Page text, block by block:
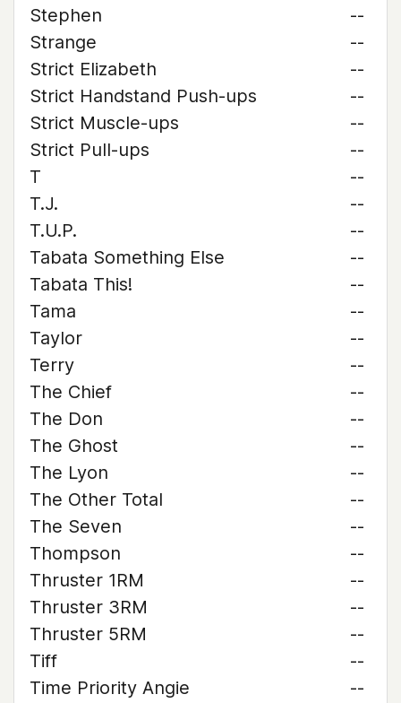
Stephen
--
Strange
--
Strict Elizabeth
--
Strict Handstand Push-ups
--
Strict Muscle-ups
--
Strict Pull-ups
--
T
--
T.J.
--
T.U.P.
--
Tabata Something Else
--
Tabata This!
--
Tama
--
Taylor
--
Terry
--
The Chief
--
The Don
--
The Ghost
--
The Lyon
--
The Other Total
--
The Seven
--
Thompson
--
Thruster 1RM
--
Thruster 3RM
--
Thruster 5RM
--
Tiff
--
Time Priority Angie
--